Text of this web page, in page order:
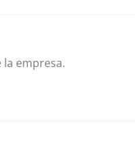
empresa.